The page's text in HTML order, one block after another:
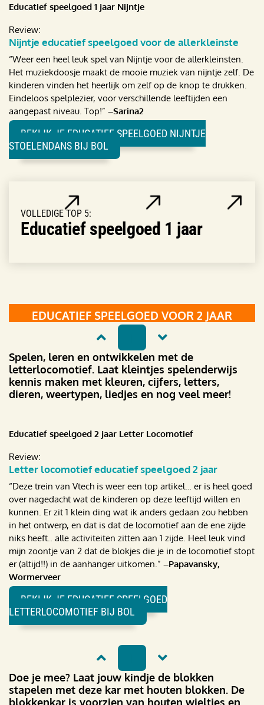
Educatief speelgoed 1 jaar Nijntje
Review:
Nijntje educatief speelgoed voor de allerkleinste
“Weer een heel leuk spel van Nijntje voor de allerkleinsten.
Het muziekdoosje maakt de mooie muziek van nijntje zelf. De
kinderen vinden het heerlijk om zelf op de knop te drukken.
Eindeloos spelplezier, voor verschillende leeftijden een
aangepast niveau. Top!” –Sarina2
BEKIJK JE EDUCATIEF SPEELGOED NIJNTJE
STOELENDANS BIJ BOL
VOLLEDIGE TOP 5:
Educatief speelgoed 1 jaar
EDUCATIEF SPEELGOED VOOR 2 JAAR
Spelen, leren en ontwikkelen met de
letterlocomotief. Laat kleintjes spelenderwijs
kennis maken met kleuren, cijfers, letters,
dieren, weertypen, liedjes en nog veel meer!
Educatief speelgoed 2 jaar Letter Locomotief
Review:
Letter locomotief educatief speelgoed 2 jaar
“Deze trein van Vtech is weer een top artikel… er is heel goed
over nagedacht wat de kinderen op deze leeftijd willen en
kunnen. Er zit 1 klein ding wat ik anders gedaan zou hebben
in het ontwerp, en dat is dat de locomotief aan de ene zijde
niks heeft.. alle activiteiten zitten aan 1 zijde. Heel leuk vind
mijn zoontje van 2 dat de blokjes die je in de locomotief stopt
er (altijd!!) in de aanhanger uitkomen.” –Papavansky,
Wormerveer
BEKIJK JE EDUCATIEF SPEELGOED
LETTERLOCOMOTIEF BIJ BOL
Doe je mee? Laat jouw kindje de blokken
stapelen met deze kar met houten blokken. De
blokkenkar is voorzien van houten wieltjes en